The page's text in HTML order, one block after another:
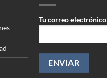
Tu correo electrónico